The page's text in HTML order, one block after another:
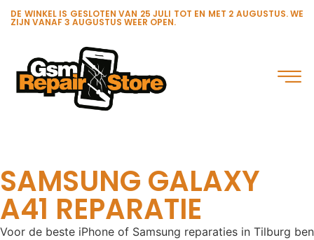
DE WINKEL IS GESLOTEN VAN 25 JULI TOT EN MET 2 AUGUSTUS. WE
ZIJN VANAF 3 AUGUSTUS WEER OPEN.
SAMSUNG GALAXY
A41 REPARATIE
Voor de beste iPhone of Samsung reparaties in Tilburg ben